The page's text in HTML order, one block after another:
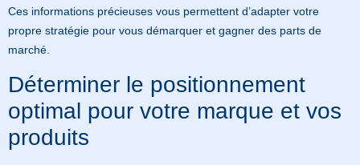
Ces informations précieuses vous permettent d’adapter votre
propre stratégie pour vous démarquer et gagner des parts de
marché.
Déterminer le positionnement
optimal pour votre marque et vos
produits